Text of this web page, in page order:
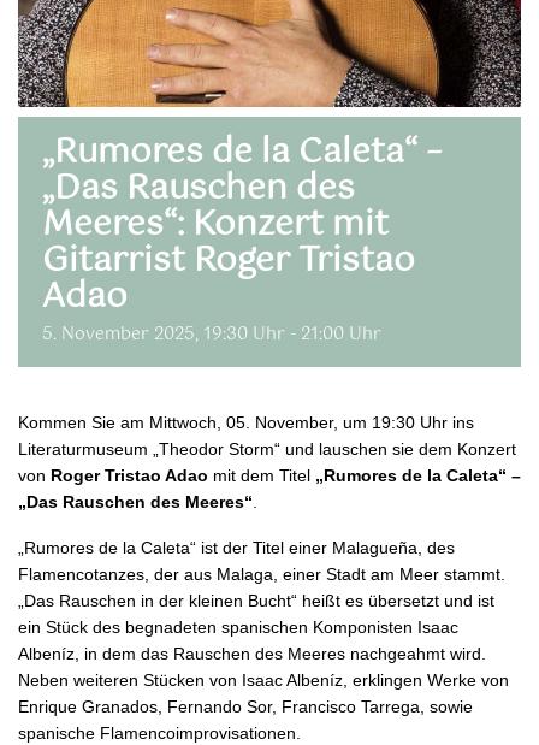
„Rumores de la Caleta“ –
„Das Rauschen des
Meeres“: Konzert mit
Gitarrist Roger Tristao
Adao
5. November 2025, 19:30 Uhr - 21:00 Uhr
Kommen Sie am Mittwoch, 05. November, um 19:30 Uhr ins
Literaturmuseum „Theodor Storm“ und lauschen sie dem Konzert
von Roger Tristao Adao mit dem Titel „Rumores de la Caleta“ –
„Das Rauschen des Meeres“
„Rumores de la Caleta“ ist der Titel einer Malagueña, des
Flamencotanzes, der aus Malaga, einer Stadt am Meer stammt.
„Das Rauschen in der kleinen Bucht“ heißt es übersetzt und ist
ein Stück des begnadeten spanischen Komponisten Isaac
Albeníz, in dem das Rauschen des Meeres nachgeahmt wird.
Neben weiteren Stücken von Isaac Albeníz, erklingen Werke von
Enrique Granados, Fernando Sor, Francisco Tarrega, sowie
spanische Flamencoimprovisationen.